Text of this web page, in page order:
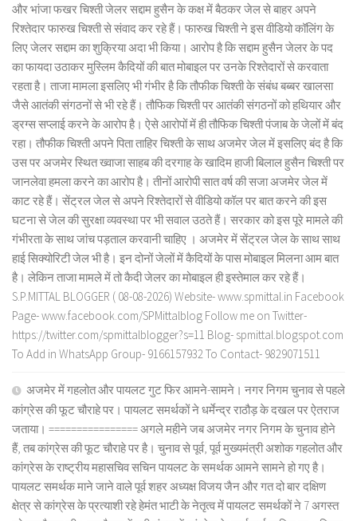
और भांजा फखर चिश्ती जेलर सद्दाम हुसैन के कक्ष में बैठकर जेल से बाहर अपने
रिश्तेदार फारुख चिश्ती से संवाद कर रहे हैं। फारुख चिश्ती ने इस वीडियो कॉलिंग के
लिए जेलर सद्दाम का शुक्रिया अदा भी किया। आरोप है कि सद्दाम हुसैन जेलर के पद
का फायदा उठाकर मुस्लिम कैदियों की बात मोबाइल पर उनके रिश्तेदारों से करवाता
रहता है। ताजा मामला इसलिए भी गंभीर है कि तौफीक चिश्ती के संबंध बब्बर खालसा
जैसे आतंकी संगठनों से भी रहे हैं। तौफिक चिश्ती पर आतंकी संगठनों को हथियार और
ड्रग्स सप्लाई करने के आरोप है। ऐसे आरोपों में ही तौफिक चिश्ती पंजाब के जेलों में बंद
रहा। तौफीक चिश्ती अपने पिता ताहिर चिश्ती के साथ अजमेर जेल में इसलिए बंद है कि
उस पर अजमेर स्थित ख्वाजा साहब की दरगाह के खादिम हाजी बिलाल हुसैन चिश्ती पर
जानलेवा हमला करने का आरोप है। तीनों आरोपी सात वर्ष की सजा अजमेर जेल में
काट रहे हैं। सेंट्रल जेल से अपने रिश्तेदारों से वीडियो कॉल पर बात करने की इस
घटना से जेल की सुरक्षा व्यवस्था पर भी सवाल उठते हैं। सरकार को इस पूरे मामले की
गंभीरता के साथ जांच पड़ताल करवानी चाहिए । अजमेर में सेंट्रल जेल के साथ साथ
हाई सिक्योरिटी जेल भी है। इन दोनों जेलों में कैदियों के पास मोबाइल मिलना आम बात
है। लेकिन ताजा मामले में तो कैदी जेलर का मोबाइल ही इस्तेमाल कर रहे हैं।
S.P.MITTAL BLOGGER ( 08-08-2026) Website- www.spmittal.in Facebook
Page- www.facebook.com/SPMittalblog Follow me on Twitter-
https://twitter.com/spmittalblogger?s=11 Blog- spmittal.blogspot.com
To Add in WhatsApp Group- 9166157932 To Contact- 9829071511
अजमेर में गहलोत और पायलट गुट फिर आमने-सामने। नगर निगम चुनाव से पहले
कांग्रेस की फूट चौराहे पर। पायलट समर्थकों ने धर्मेन्द्र राठौड़ के दखल पर ऐतराज
जताया। ================ अगले महीने जब अजमेर नगर निगम के चुनाव होने
हैं, तब कांग्रेस की फूट चौराहे पर है। चुनाव से पूर्व, पूर्व मुख्यमंत्री अशोक गहलोत और
कांग्रेस के राष्ट्रीय महासचिव सचिन पायलट के समर्थक आमने सामने हो गए है।
पायलट समर्थक माने जाने वाले पूर्व शहर अध्यक्ष विजय जैन और गत दो बार दक्षिण
क्षेत्र से कांग्रेस के प्रत्याशी रहे हेमंत भाटी के नेतृत्व में पायलट समर्थकों ने 7 अगस्त